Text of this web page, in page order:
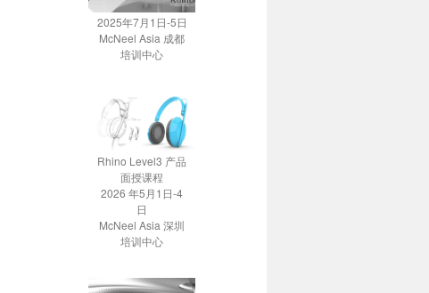
2025年7月1日-5日
McNeel Asia 成都
培训中心
Rhino Level3 产品
面授课程
2026 年5月1日-4
日
McNeel Asia 深圳
培训中心